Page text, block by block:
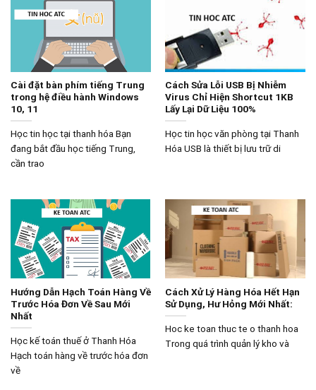
Cài đặt bàn phím tiếng Trung
trong hệ điều hành Windows
10, 11
Học tin học tại thanh hóa Bạn
đang bắt đầu học tiếng Trung,
cần trao
Cách Sửa Lỗi USB Bị Nhiễm
Virus Chỉ Hiện Shortcut 1KB
Lấy Lại Dữ Liệu 100%
Học tin học văn phòng tại Thanh
Hóa USB là thiết bị lưu trữ di
Hướng Dẫn Hạch Toán Hàng Về
Trước Hóa Đơn Về Sau Mới
Nhất
Học kế toán thuế ở Thanh Hóa
Hạch toán hàng về trước hóa đơn
về
Cách Xử Lý Hàng Hóa Hết Hạn
Sử Dụng, Hư Hỏng Mới Nhất:
Hoc ke toan thuc te o thanh hoa
Trong quá trình quản lý kho và